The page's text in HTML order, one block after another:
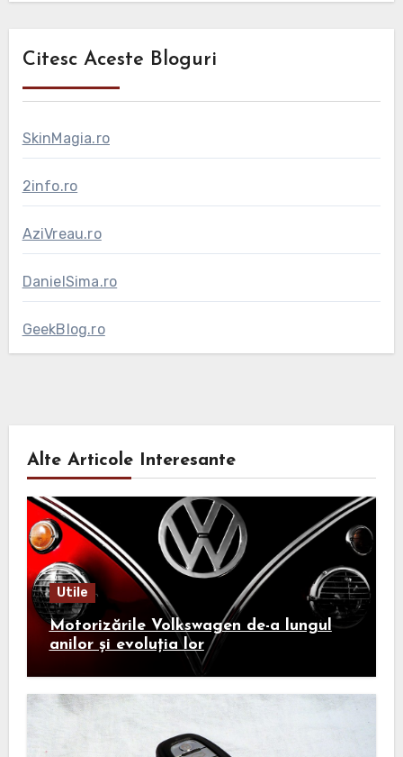
Citesc Aceste Bloguri
SkinMagia.ro
2info.ro
AziVreau.ro
DanielSima.ro
GeekBlog.ro
Alte Articole Interesante
Utile
Motorizările Volkswagen de-a lungul
anilor și evoluția lor